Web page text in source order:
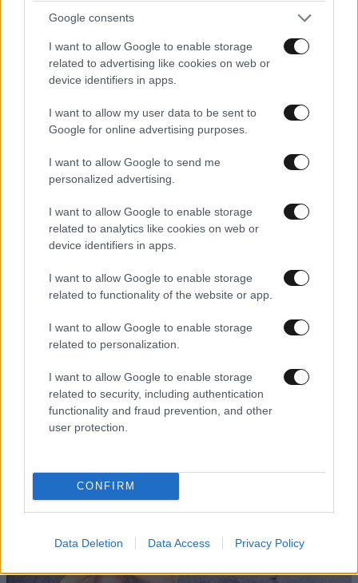
Google consents
I want to allow Google to enable storage
related to advertising like cookies on web or
device identifiers in apps.
I want to allow my user data to be sent to
Google for online advertising purposes.
I want to allow Google to send me
personalized advertising.
I want to allow Google to enable storage
related to analytics like cookies on web or
device identifiers in apps.
I want to allow Google to enable storage
related to functionality of the website or app.
I want to allow Google to enable storage
related to personalization.
I want to allow Google to enable storage
related to security, including authentication
functionality and fraud prevention, and other
user protection.
CONFIRM
Data Deletion Data Access Privacy Policy
09·08·2026 21:00
Πού να φυλάτε τα κοσμήματά σας στο σπίτι για
γνωρίζετε
Γιαννακόπουλος: Το 2020 έπαθα πολλαπλό
έμφραγμα, πήγα και επέστρεψα τέσσερις φορές